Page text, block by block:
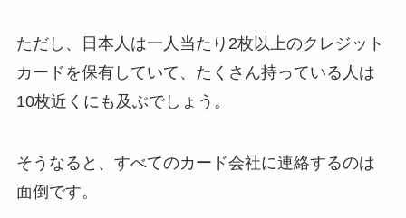
ただし、日本人は一人当たり2枚以上のクレジット
カードを保有していて、たくさん持っている人は
10枚近くにも及ぶでしょう。
そうなると、すべてのカード会社に連絡するのは
面倒です。